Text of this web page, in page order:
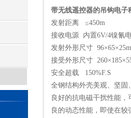
带无线遥控器的吊钩电子
发射距离
≤450m
接收电源 内置6V/4镍氰
发射外形尺寸
接受外形尺寸
安全超载
150%F.S
全钢结构外壳美观、坚固
良好的抗电磁干扰性能，
良的动态性能，即使在较